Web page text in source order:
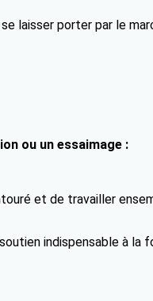
laisser porter par le
ou un essaimage :
et de travailler
indispensable à la